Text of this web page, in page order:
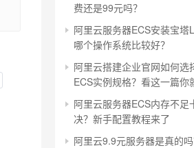
费还是99元吗？
阿里云服务器ECS安装宝塔
哪个操作系统比较好？
阿里云搭建企业官网如何选
ECS实例规格？看这一篇你
阿里云服务器ECS内存不足
决？新手配置教程来了
阿里云9.9元服务器是真的